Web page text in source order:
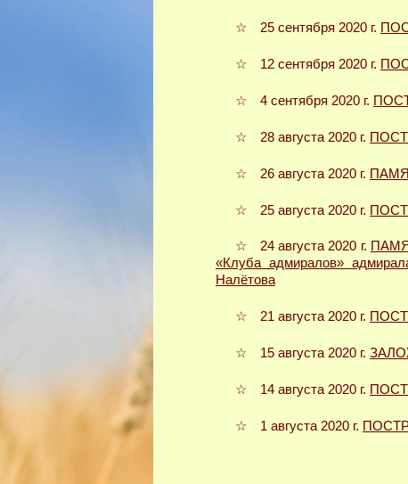
☆ 25 сентября 2020 г.
☆ 12 сентября 2020 г.
☆ 4 сентября 2020 г.
☆ 28 августа 2020 г.
☆ 26 августа 2020 г.
☆ 25 августа 2020 г.
☆ 24 августа 2020 г.
«Клуба адмиралов»
Налётова
☆ 21 августа 2020 г.
☆ 15 августа 2020 г.
☆ 14 августа 2020 г.
☆ 1 августа 2020 г.